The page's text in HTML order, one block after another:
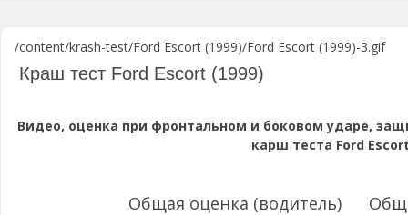
/content/krash-test/Ford Escort (1999)/Ford Escort (1999)-3.gif
Краш тест Ford Escort (1999)
Видео, оценка при фронтальном и боковом ударе,
карш теста Ford
Общая оценка (водитель)